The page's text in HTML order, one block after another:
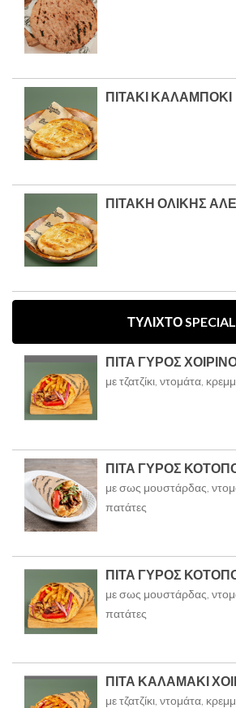
ΠΙΤΑΚΙ ΚΑΛΑΜΠΟΚΙ
ΠΙΤΑΚΗ ΟΛΙΚΗΣ
ΤΥΛΙΧΤΟ SPECIAL
ΠΙΤΑ ΓΥΡΟΣ
με τζατζίκι, ντομάτα,
ΠΙΤΑ ΓΥΡΟΣ
με σως μουστάρδας,
πατάτες
ΠΙΤΑ ΓΥΡΟΣ
με σως μουστάρδας,
πατάτες
ΠΙΤΑ ΚΑΛΑΜΑΚΙ
με τζατζίκι, ντομάτα,